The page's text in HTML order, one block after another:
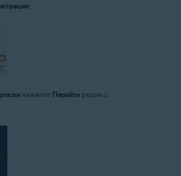
.
нажмите Перейти рядом с